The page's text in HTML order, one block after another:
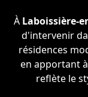
À Laboissière-
d'intervenir
résidences
en apportant
reflète le